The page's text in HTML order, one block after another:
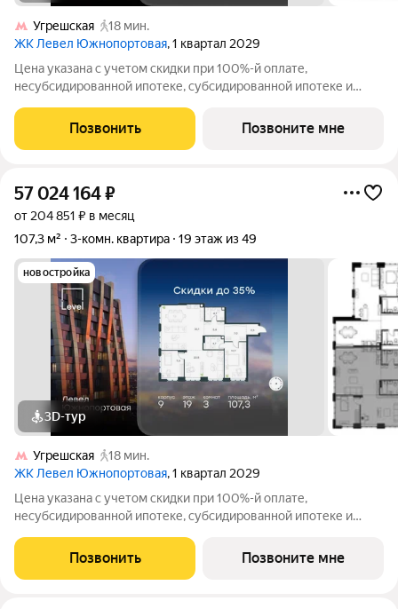
Угрешская
18 мин.
ЖК Левел Южнопортовая, 1 квартал 2029
Цена указана с учетом скидки при 100%-й оплате,
несубсидированной ипотеке, субсидированной ипотеке и
личном кабинете до обращения за консультацией. В северной
части района Печатники
Позвонить Позвоните мне
57 024 164₽
от 204 851 ₽ в месяц
107,3 м²
3-комн. квартира 19 этаж из 49
новостройка
3D-тур
Угрешская
18 мин.
ЖК Левел Южнопортовая, 1 квартал 2029
Цена указана с учетом скидки при 100%-й оплате,
несубсидированной ипотеке, субсидированной ипотеке и
личном кабинете до обращения за консультацией. В северной
части района Печатники
Позвонить Позвоните мне